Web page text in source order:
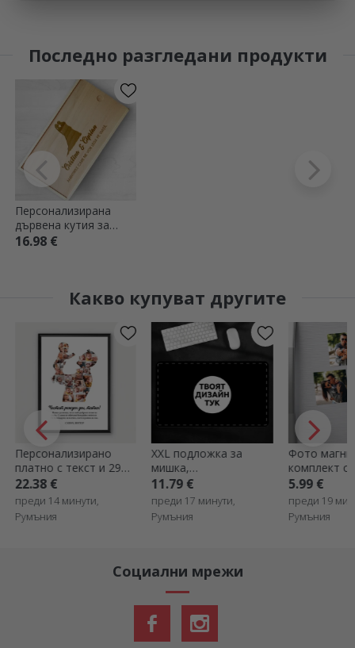
Последно разгледани продукти
Персонализирана
дървена кутия за
подаръци - Нашите
16.98 €
Какво купуват другите
Персонализирано
платно с текст и 29
снимки - Татко и бебе
22.38 €
преди 14 минути,
Румъния
XXL подложка за
мишка,
персонализирана с
ваша графика
11.79 €
преди 17 минути,
Румъния
Фото
комплект
6x6 см
5.99 €
преди 19
Румъния
Социални мрежи